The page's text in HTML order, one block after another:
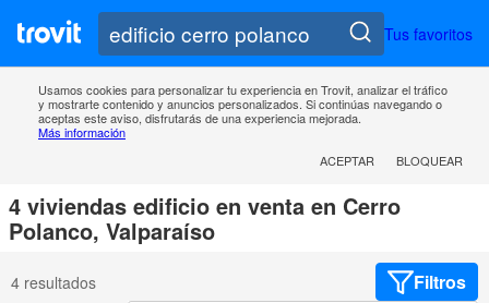
Tus favoritos
Usamos cookies para personalizar tu experiencia en Trovit, analizar el tráfico
y mostrarte contenido y anuncios personalizados. Si continúas navegando o
aceptas este aviso, disfrutarás de una experiencia mejorada.
Más información
ACEPTAR
BLOQUEAR
4 viviendas edificio en venta en Cerro
Polanco, Valparaíso
4 resultados Filtros